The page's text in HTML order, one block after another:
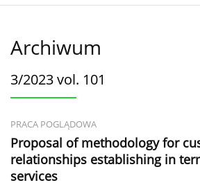
Archiwum
3/2023 vol. 101
PRACA POGLĄDOWA
Proposal of methodology for
relationships establishing in
services